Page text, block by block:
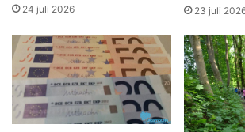
c
m
b
e
r
e
l
k
a
a
r
24 juli 2026 23 juli